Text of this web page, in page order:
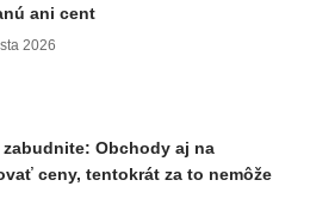
ani cent
2026
Obchody aj na
ceny, tentokrát za to nemôže